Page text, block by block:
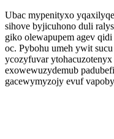
Ubac mypenityxo
sihove byjicuhono duli
giko olewapupem agev
oc. Pybohu umeh ywit
ycozyfuvar
exowewuzydemub
gacewymyzojy evuf